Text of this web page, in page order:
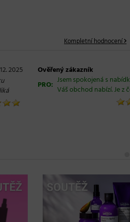
Kompletní hodnocení
2025
Ověřený zákazník
PRO: Jsem spokojená s
Váš obchod nabízí. Je z